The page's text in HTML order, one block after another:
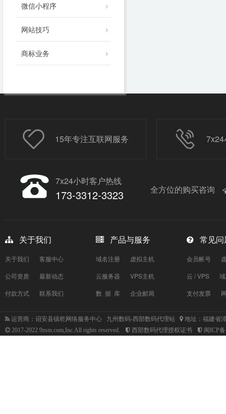
微信小程序
网站技巧
商标业务
15年专注互联网服务
7x24小时客户热线
173-3312-3323 全方位的购买咨询
关于我们
关于我们
客服中心
公司资质
最新动态
付款方式
联系我们
产品与服务
域名注册
虚拟主机
云服务器
VPS主机
数 据 库
企业邮局
常见问
会员帐号
云 / VPS
支付发票
运营商：诏安县镇乾网络服务中心 九州数码-西部数码代理站
地址：福建省
2017-2022 9zsm.com,Inc.All rights reserved.
西部数码代理授权证书 闽ICP